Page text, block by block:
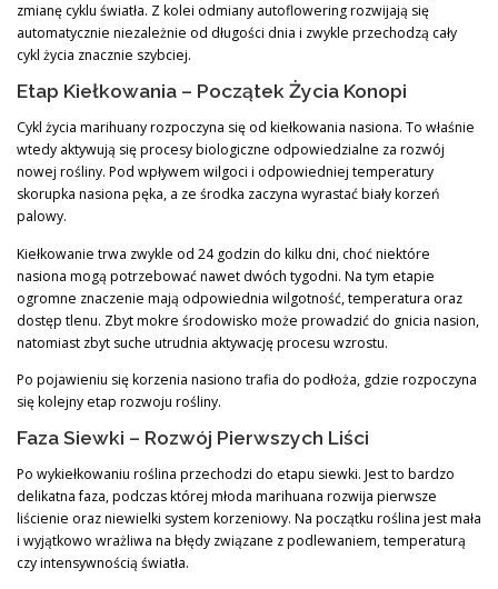
zmianę cyklu światła. Z kolei odmiany autoflowering rozwijają się
automatycznie niezależnie od długości dnia i zwykle przechodzą cały
cykl życia znacznie szybciej.
Etap Kiełkowania – Początek Życia Konopi
Cykl życia marihuany rozpoczyna się od kiełkowania nasiona. To właśnie
wtedy aktywują się procesy biologiczne odpowiedzialne za rozwój
nowej rośliny. Pod wpływem wilgoci i odpowiedniej temperatury
skorupka nasiona pęka, a ze środka zaczyna wyrastać biały korzeń
palowy.
Kiełkowanie trwa zwykle od 24 godzin do kilku dni, choć niektóre
nasiona mogą potrzebować nawet dwóch tygodni. Na tym etapie
ogromne znaczenie mają odpowiednia wilgotność, temperatura oraz
dostęp tlenu. Zbyt mokre środowisko może prowadzić do gnicia nasion,
natomiast zbyt suche utrudnia aktywację procesu wzrostu.
Po pojawieniu się korzenia nasiono trafia do podłoża, gdzie rozpoczyna
się kolejny etap rozwoju rośliny.
Faza Siewki – Rozwój Pierwszych Liści
Po wykiełkowaniu roślina przechodzi do etapu siewki. Jest to bardzo
delikatna faza, podczas której młoda marihuana rozwija pierwsze
liścienie oraz niewielki system korzeniowy. Na początku roślina jest mała
i wyjątkowo wrażliwa na błędy związane z podlewaniem, temperaturą
czy intensywnością światła.